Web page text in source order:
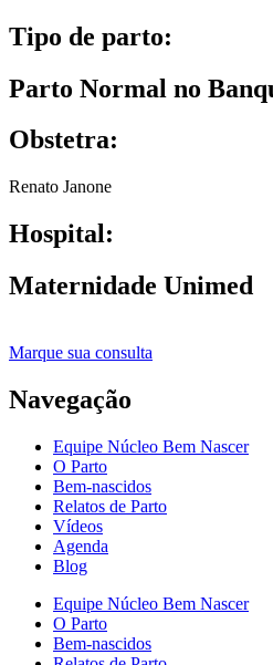
Tipo de parto:
Parto Normal no
Obstetra:
Renato Janone
Hospital:
Maternidade Unimed
Marque sua consulta
Navegação
Equipe Núcleo Bem Nascer
O Parto
Bem-nascidos
Relatos de Parto
Vídeos
Agenda
Blog
Equipe Núcleo Bem Nascer
O Parto
Bem-nascidos